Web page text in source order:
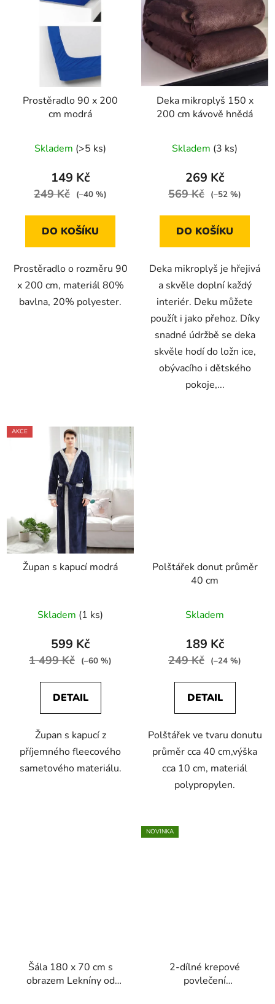
Prostěradlo 90 x 200
cm modrá
Skladem (>5 ks)
149 Kč
249 Kč (–40 %)
DO KOŠÍKU
Prostěradlo o rozměru 90
x 200 cm, materiál 80%
bavlna, 20% polyester.
Deka mikroplyš 150 x
200 cm kávově hnědá
Skladem (3 ks)
269 Kč
569 Kč (–52 %)
DO KOŠÍKU
Deka mikroplyš je hřejivá
a skvěle doplní každý
interiér. Deku můžete
použít i jako přehoz. Díky
snadné údržbě se deka
skvěle hodí do ložn ice,
obývacího i dětského
pokoje,...
AKCE
Župan s kapucí modrá
Skladem (1 ks)
599 Kč
1 499 Kč (–60 %)
DETAIL
Župan s kapucí z
příjemného fleecového
sametového materiálu.
Polštářek donut průměr
40 cm
Skladem
189 Kč
249 Kč (–24 %)
DETAIL
Polštářek ve tvaru donutu
průměr cca 40 cm,výška
cca 10 cm, materiál
polypropylen.
Šála 180 x 70 cm s
obrazem Lekníny od
NOVINKA
2-dílné krepové
povlečení